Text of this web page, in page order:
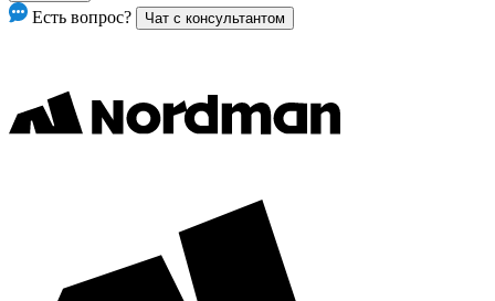
Есть вопрос? Чат с консультантом